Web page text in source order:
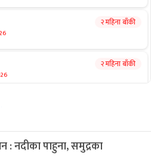
२ महिना बाँकी
२ महिना बाँकी
२ महिना बाँकी
: नदीका पाहुना, समुद्रका